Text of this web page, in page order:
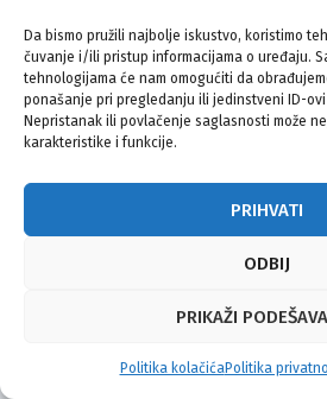
Da bismo pružili najbolje iskustvo, koristimo
čuvanje i/ili pristup informacijama o uređaju.
tehnologijama će nam omogućiti da
ponašanje pri pregledanju ili jedinstveni ID-
Nepristanak ili povlačenje saglasnosti može
karakteristike i funkcije.
PRIHVATI
ODBIJ
PRIKAŽI
Politika kolačićaPolitika